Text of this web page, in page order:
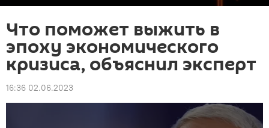
Что поможет выжить в
эпоху экономического
кризиса, объяснил эксперт
16:36 02.06.2023